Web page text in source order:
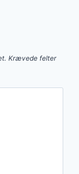
Krævede felter